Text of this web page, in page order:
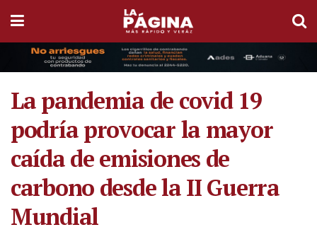
La pandemia de covid 19
podría provocar la mayor
caída de emisiones de
carbono desde la II Guerra
Mundial